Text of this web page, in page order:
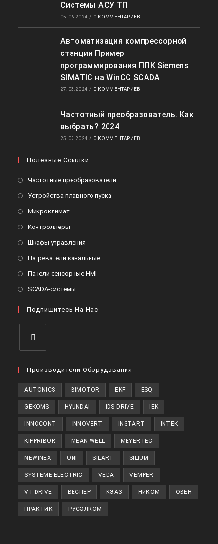
Системы АСУ ТП
05.06.2024 / 0 КОММЕНТАРИЕВ
Автоматизация компрессорной
станции Пример
программирования ПЛК Siemens
SIMATIC на WinCC SCADA
27.03.2024 / 0 КОММЕНТАРИЕВ
Частотный преобразователь. Как
выбрать? 2024
25.02.2024 / 0 КОММЕНТАРИЕВ
Полезные Ссылки
Частотные преобразователи
Устройства плавного пуска
МикроклиматОткроется
вкладке
Контроллеры
вкладке
Шкафы управления
вкладке
Нагреватели канальныеОткроется
Панели сенсорные HMI
вкладке
SCADA-системы
новой
Подпишитесь На Нас
в
вкладке
Производители Оборудования
AUTONICS BIMOTOR EKF ESQ
GEKOMS HYUNDAI IDS-DRIVE IEK
INNOCONT INNOVERT INSTART INTEK
KIPPRIBOR MEAN WELL MEYERTEC
NEWINEX ONI SILART SILIUM
SYSTEME ELECTRIC VEDA VEMPER
VT-DRIVE ВЕСПЕР КЭАЗ НИКОМ ОВЕН
ПРАКТИК РУСЭЛКОМ